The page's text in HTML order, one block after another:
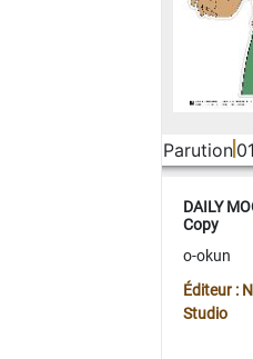
Parution
DAILY
Copy
o-okun
Éditeur :
Studio